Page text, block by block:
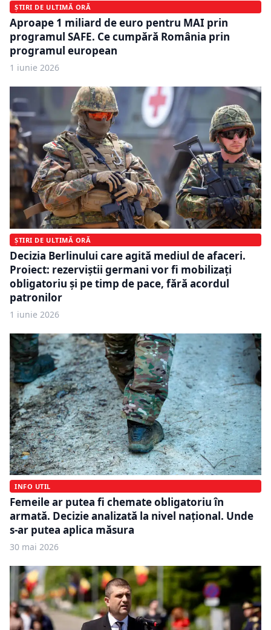
ȘTIRI DE ULTIMĂ ORĂ
Aproape 1 miliard de euro pentru MAI prin
programul SAFE. Ce cumpără România prin
programul european
1 iunie 2026
ȘTIRI DE ULTIMĂ ORĂ
Decizia Berlinului care agită mediul de afaceri.
Proiect: rezerviștii germani vor fi mobilizați
obligatoriu și pe timp de pace, fără acordul
patronilor
1 iunie 2026
INFO UTIL
Femeile ar putea fi chemate obligatoriu în
armată. Decizie analizată la nivel național. Unde
s-ar putea aplica măsura
30 mai 2026